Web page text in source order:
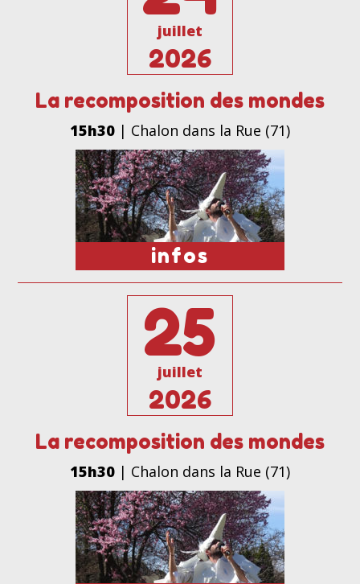
juillet
2026
La recomposition des mondes
15h30| Chalon dans la Rue (71)
infos
25
juillet
2026
La recomposition des mondes
15h30| Chalon dans la Rue (71)